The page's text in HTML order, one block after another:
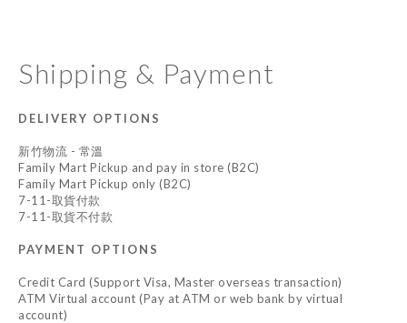
Shipping & Payment
DELIVERY OPTIONS
新竹物流 - 常溫
Family Mart Pickup and pay in store (B2C)
Family Mart Pickup only (B2C)
7-11-取貨付款
7-11-取貨不付款
PAYMENT OPTIONS
Credit Card (Support Visa, Master overseas transaction)
ATM Virtual account (Pay at ATM or web bank by virtual
account)